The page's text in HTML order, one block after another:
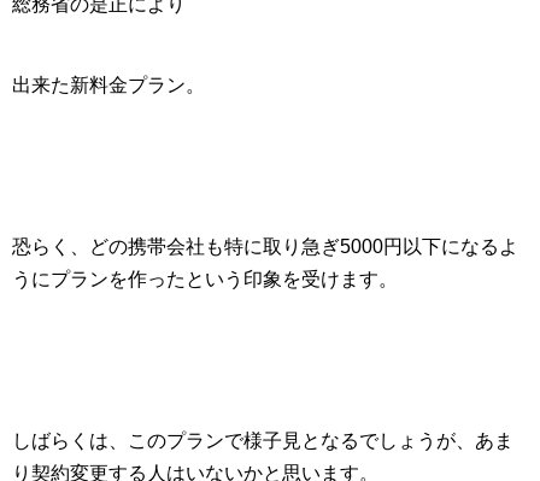
総務省の是正により
出来た新料金プラン。
恐らく、どの携帯会社も特に取り急ぎ5000円以下になるよ
うにプランを作ったという印象を受けます。
しばらくは、このプランで様子見となるでしょうが、あま
り契約変更する人はいないかと思います。